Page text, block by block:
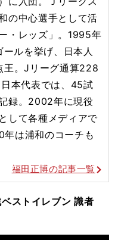
の中心選手として活
・レッズ」。1995年
ルを挙げ、日本人
王。Jリーグ通算228
本代表では、45試
録。2002年に現役
して各種メディアで
は浦和のコーチも
福田正博の記事一覧
ストイレブン 識者